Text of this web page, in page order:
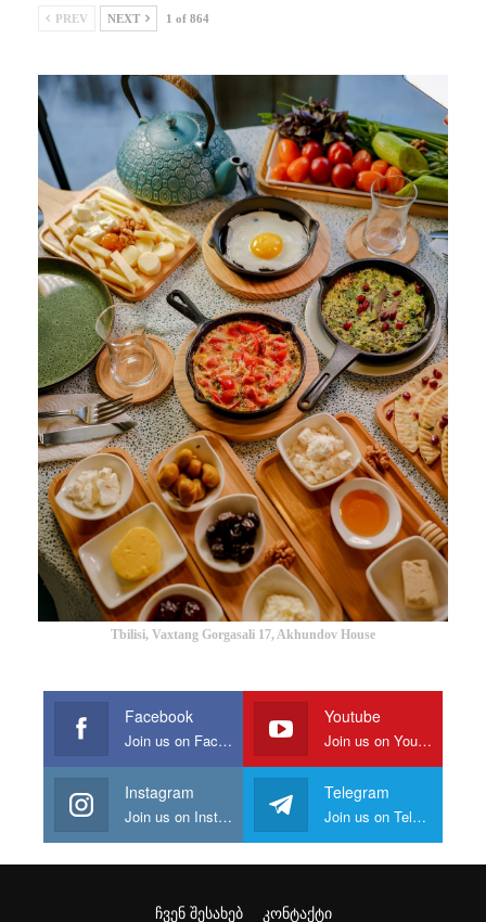
PREV NEXT 1 of 864
Tbilisi, Vaxtang Gorgasali 17, Akhundov House
Facebook
Join us on Facebook
Youtube
Join us on Youtube
Instagram
Join us on Instagram
Telegram
Join us on Telegram
ᲩᲕᲔᲜ ᲨᲔᲡᲐᲮᲔᲑ ᲙᲝᲜᲢᲐᲥᲢᲘ